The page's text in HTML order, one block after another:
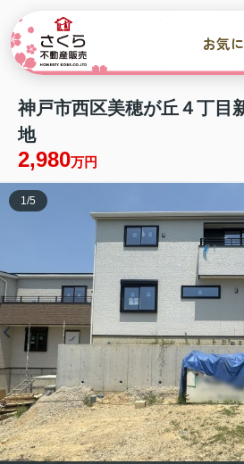
お気
神戸市西区美穂が丘４丁目
地
2,980万円
1 /5